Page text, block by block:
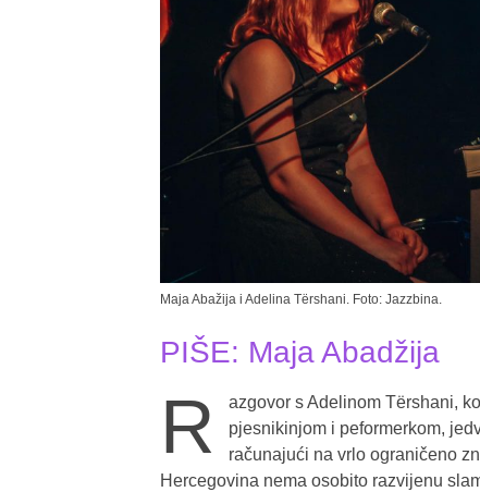
Maja Abažija i Adelina Tërshani. Foto: Jazzbina.
PIŠE: Maja Abadžija
R azgovor s Adelinom Tërshani,
pjesnikinjom i peformerkom,
računajući na vrlo ograničeno
Hercegovina nema osobito razvijenu